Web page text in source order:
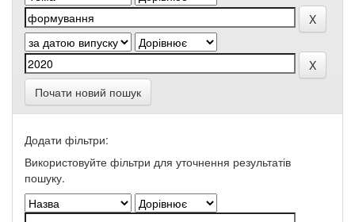
Почати новий пошук
Додати фільтри:
Використовуйте фільтри для уточнення результатів
пошуку.